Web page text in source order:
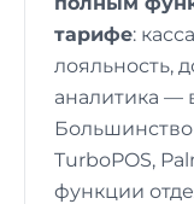
тарифе:
лояльность,
аналитика —
Большинство
TurboPOS,
функции